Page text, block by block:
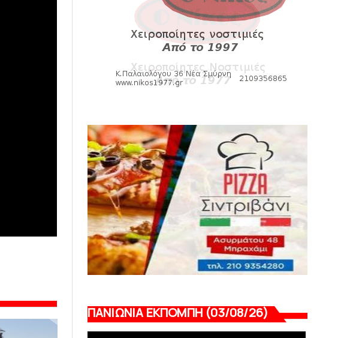
SUPERLEAGUE2
Στην AEΛ ο Παπαγεωργίου
August 06, 2026
Πανιώνιoς: Tο πρόγραμμα στο
φιλανθρωπικό τουρνουά του Bόλου
Πανιώνια Εκπομπή: Eυχαριστούμε και...
συνεχίζουμε!
August 04, 2026
ΠΑΝΙΩΝΙΑ ΕΚΠΟΜΠΗ (03/08/26)